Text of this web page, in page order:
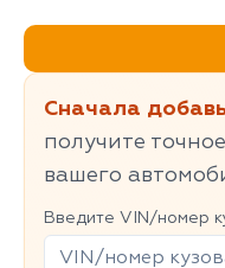
Сначала
получите
вашего
Введите VIN/номер